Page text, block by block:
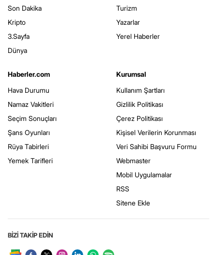
Son Dakika
Kripto
3.Sayfa
Dünya
Turizm
Yazarlar
Yerel Haberler
Haberler.com
Hava Durumu
Namaz Vakitleri
Seçim Sonuçları
Şans Oyunları
Rüya Tabirleri
Yemek Tarifleri
Kurumsal
Kullanım Şartları
Gizlilik Politikası
Çerez Politikası
Kişisel Verilerin Korunması
Veri Sahibi Başvuru Formu
Webmaster
Mobil Uygulamalar
RSS
Sitene Ekle
BİZİ TAKİP EDİN